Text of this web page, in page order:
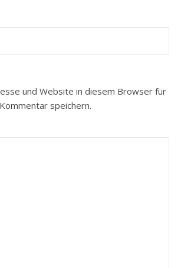
und Website in diesem Browser für
speichern.